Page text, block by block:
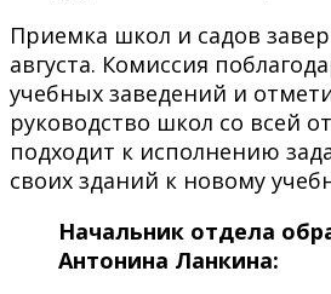
Приемка школ и садов
августа. Комиссия
учебных заведений и
руководство школ со всей
подходит к исполнению
своих зданий к новому
Начальник отдела
Антонина Ланкина: